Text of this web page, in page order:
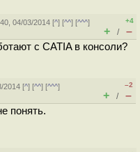
04/03/2014 [^] [^^] [^^^]
+4
+ / –
с CATIA в консоли?
2014 [^] [^^] [^^^]
–2
+ / –
понять.